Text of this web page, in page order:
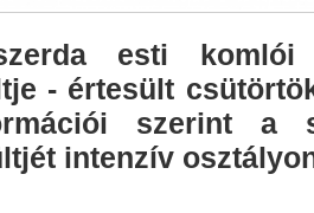
esti komlói
- értesült
szerint a
intenzív